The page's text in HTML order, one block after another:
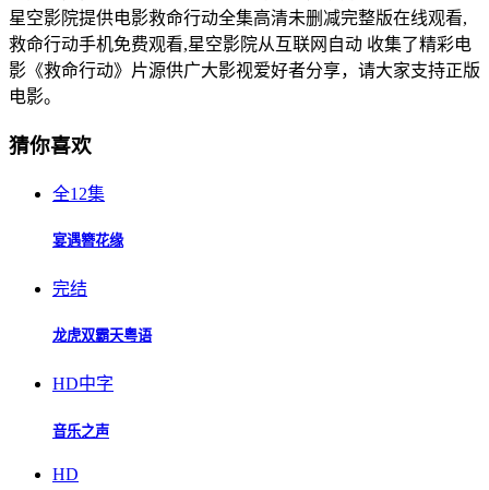
星空影院提供电影救命行动全集高清未删减完整版在线观看,
救命行动手机免费观看,星空影院从互联网自动 收集了精彩电
影《救命行动》片源供广大影视爱好者分享，请大家支持正版
电影。
猜你喜欢
全12集
宴遇簪花缘
完结
龙虎双霸天粤语
HD中字
音乐之声
HD